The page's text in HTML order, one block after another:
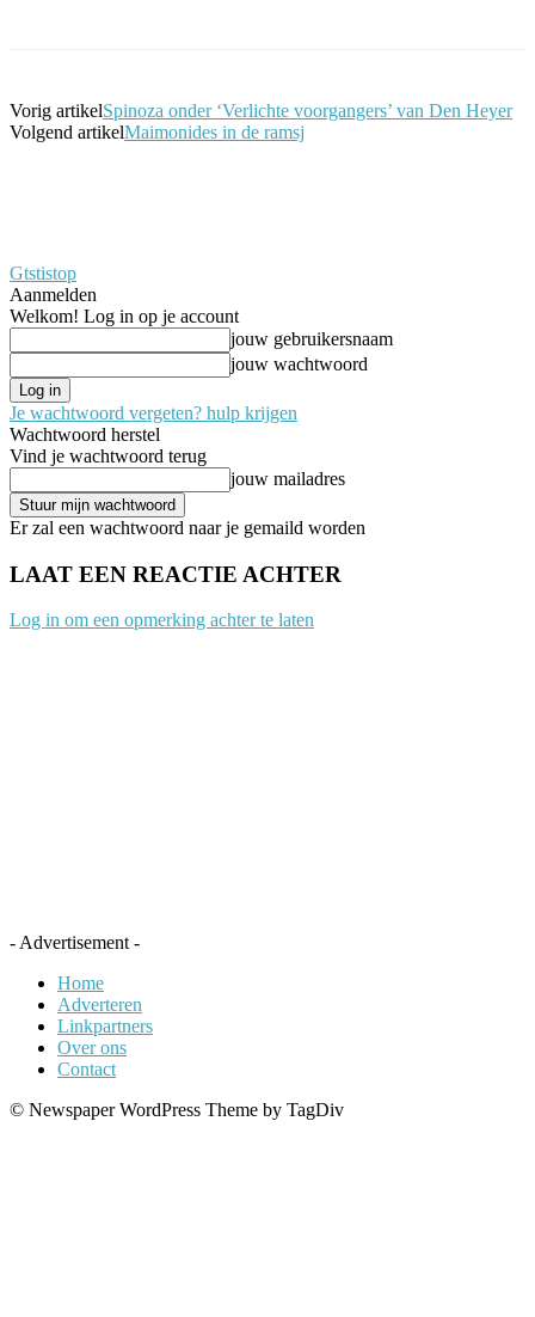
Vorig artikelSpinoza onder ‘Verlichte voorgangers’ van Den Heyer
Volgend artikelMaimonides in de ramsj
Gtstistop
Aanmelden
Welkom! Log in op je account
jouw gebruikersnaam
jouw wachtwoord
Je wachtwoord vergeten? hulp krijgen
Wachtwoord herstel
Vind je wachtwoord terug
jouw mailadres
Er zal een wachtwoord naar je gemaild worden
LAAT EEN REACTIE ACHTER
Log in om een opmerking achter te laten
- Advertisement -
Home
Adverteren
Linkpartners
Over ons
Contact
© Newspaper WordPress Theme by TagDiv